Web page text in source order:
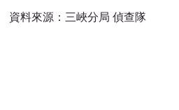
資料來源：三峽分局 偵查隊